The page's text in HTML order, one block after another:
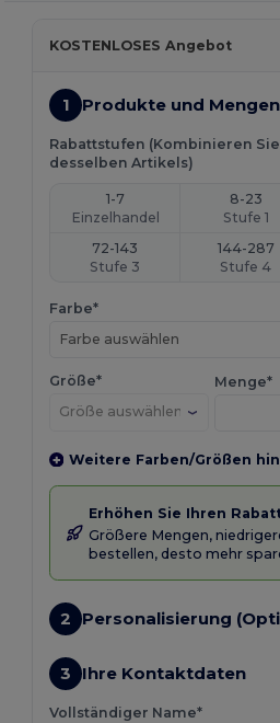
KOSTENLOSES Angebot
1 Produkte und Mengen
Rabattstufen (Kombinieren
desselben Artikels)
1-7
Einzelhandel
8-23
Stufe 1
72-143
Stufe 3
144-287
Stufe 4
Farbe*
Farbe auswählen
Größe* Menge*
Weitere Farben/Größen
Erhöhen Sie Ihren
Größere Mengen,
bestellen, desto mehr
2 Personalisierung
3 Ihre Kontaktdaten
Vollständiger Name*